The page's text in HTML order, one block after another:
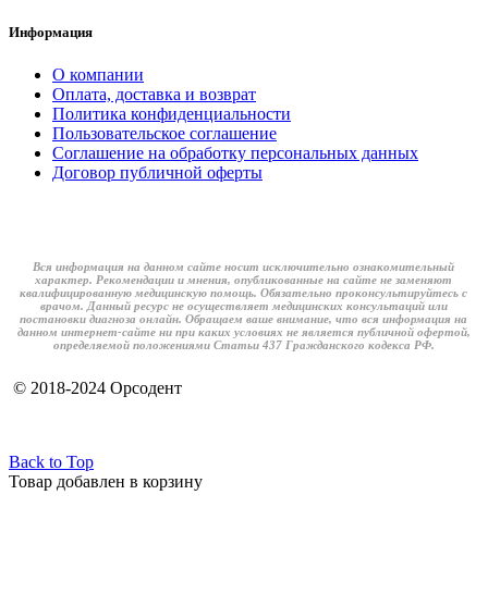
Информация
О компании
Оплата, доставка и возврат
Политика конфиденциальности
Пользовательское соглашение
Соглашение на обработку персональных данных
Договор публичной оферты
Вся информация на данном сайте носит исключительно ознакомительный
характер. Рекомендации и мнения, опубликованные на сайте не заменяют
квалифицированную медицинскую помощь. Обязательно проконсультируйтесь с
врачом. Данный ресурс не осуществляет медицинских консультаций или
постановки диагноза онлайн. Обращаем ваше внимание, что вся информация на
данном интернет-сайте ни при каких условиях не является публичной офертой,
определяемой положениями Статьи 437 Гражданского кодекса РФ.
© 2018-2024 Орсодент
Back to Top
Товар добавлен в корзину